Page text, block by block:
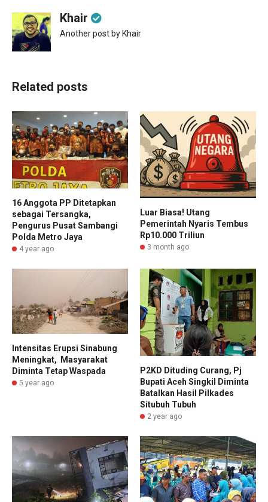
Khair
Another post by Khair
Related posts
16 Anggota PP Ditetapkan
sebagai Tersangka,
Pengurus Pusat Sambangi
Polda Metro Jaya
4 year ago
Luar Biasa! Utang
Pemerintah Nyaris Tembus
Rp10.000 Triliun
3 month ago
Intensitas Erupsi Sinabung
Meningkat, Masyarakat
Diminta Tetap Waspada
5 year ago
P2KD Dituding Curang, Pj
Bupati Aceh Singkil Diminta
Batalkan Hasil Pilkades
Situbuh Tubuh
2 year ago